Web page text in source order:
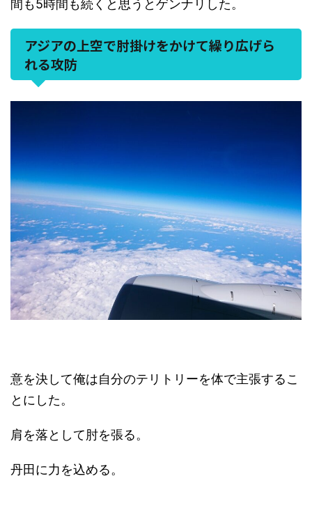
間も5時間も続くと思うとゲンナリした。
アジアの上空で肘掛けをかけて繰り広げら
れる攻防
意を決して俺は自分のテリトリーを体で主張するこ
とにした。
肩を落として肘を張る。
丹田に力を込める。